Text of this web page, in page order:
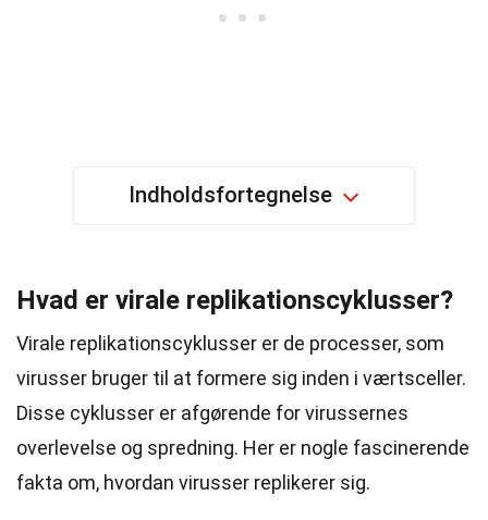
Indholdsfortegnelse
Hvad er virale replikationscyklusser?
Virale replikationscyklusser er de processer, som
virusser bruger til at formere sig inden i værtsceller.
Disse cyklusser er afgørende for virussernes
overlevelse og spredning. Her er nogle fascinerende
fakta om, hvordan virusser replikerer sig.